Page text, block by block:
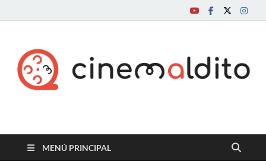
Cine maldito
MENÚ PRINCIPAL